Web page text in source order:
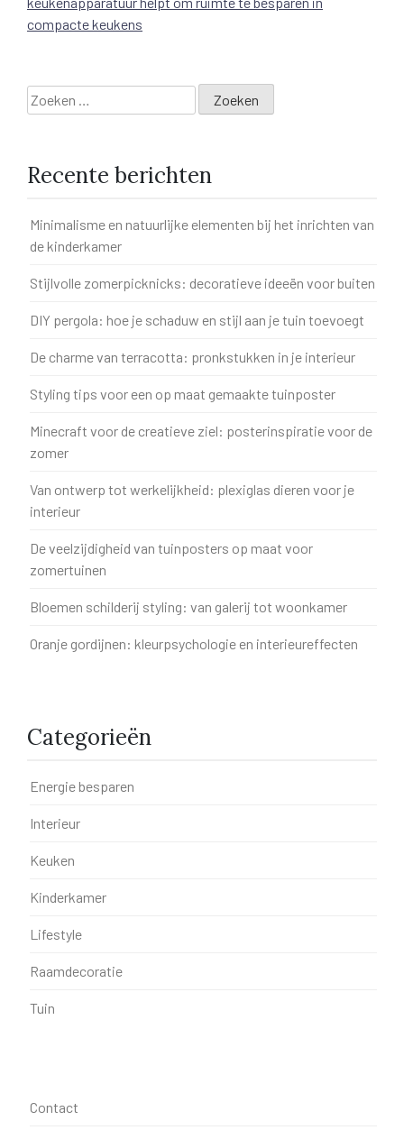
compacte keukens
Zoeken
naar:
Recente berichten
Minimalisme en natuurlijke elementen bij het inrichten van
de kinderkamer
Stijlvolle zomerpicknicks: decoratieve ideeën voor buiten
DIY pergola: hoe je schaduw en stijl aan je tuin toevoegt
De charme van terracotta: pronkstukken in je interieur
Styling tips voor een op maat gemaakte tuinposter
Minecraft voor de creatieve ziel: posterinspiratie voor de
zomer
Van ontwerp tot werkelijkheid: plexiglas dieren voor je
interieur
De veelzijdigheid van tuinposters op maat voor
zomertuinen
Bloemen schilderij styling: van galerij tot woonkamer
Oranje gordijnen: kleurpsychologie en interieureffecten
Categorieën
Energie besparen
Interieur
Keuken
Kinderkamer
Lifestyle
Raamdecoratie
Tuin
Contact